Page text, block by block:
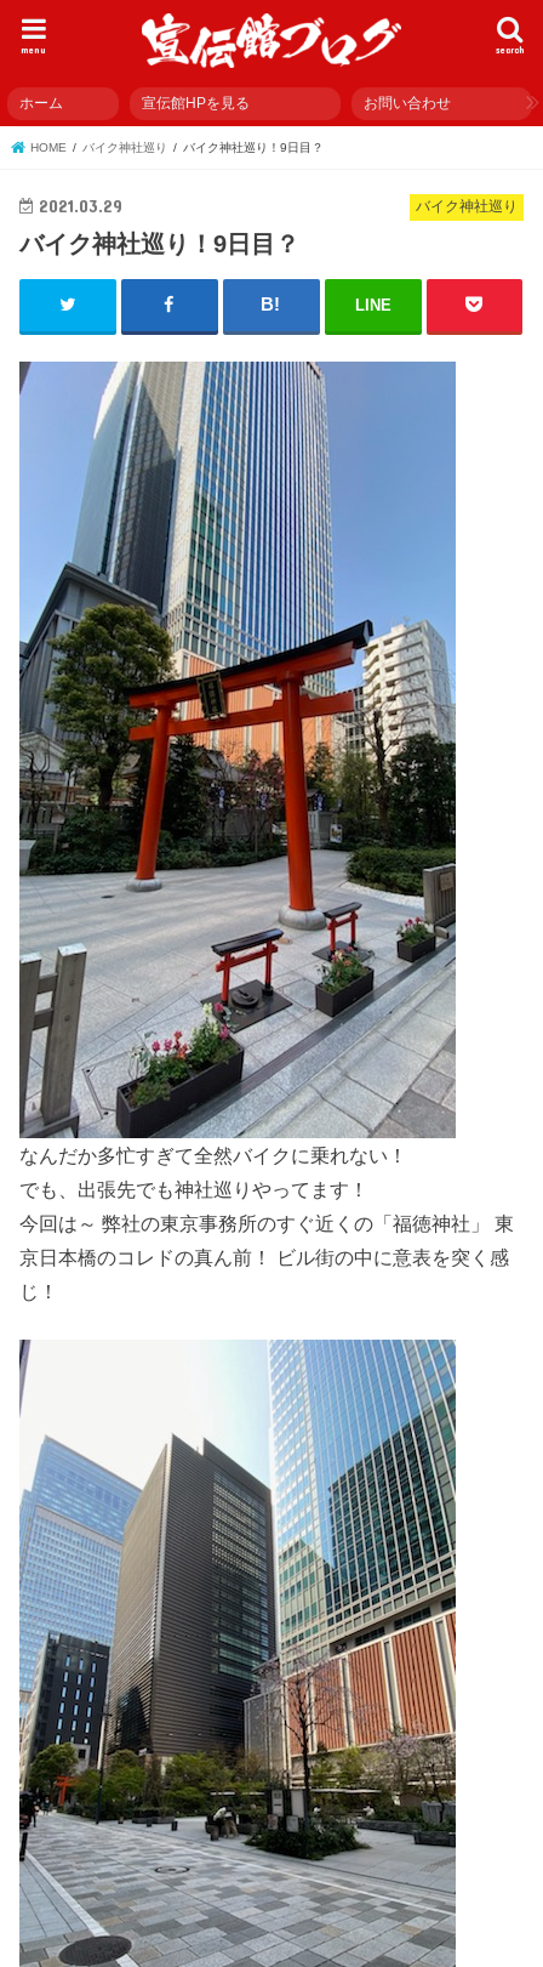
search
menu
ホーム 宣伝館HPを見る お問い合わせ
HOME バイク神社巡り バイク神社巡り！9日目？
バイク神社巡り
2021.03.29
バイク神社巡り！9日目？
LINE
なんだか多忙すぎて全然バイクに乗れない！
でも、出張先でも神社巡りやってます！
今回は～ 弊社の東京事務所のすぐ近くの「福徳神社」 東
京日本橋のコレドの真ん前！ ビル街の中に意表を突く感
じ！